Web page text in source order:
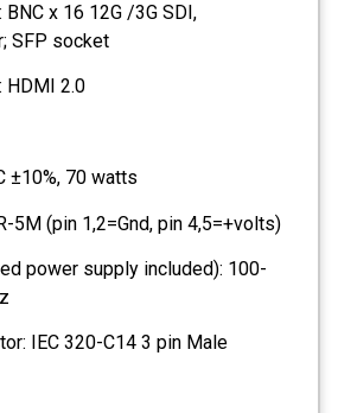
x 16 12G /3G SDI,
SFP socket
HDMI 2.0
±10%, 70 watts
5M (pin 1,2=Gnd, pin 4,5=+volts)
power supply included): 100-
IEC 320-C14 3 pin Male